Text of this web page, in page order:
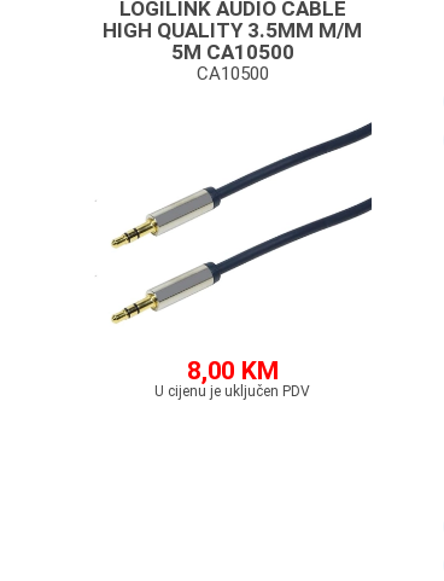
LOGILINK AUDIO CABLE
HIGH QUALITY 3.5MM M/M
5M CA10500
CA10500
8,00 KM
U cijenu je uključen PDV